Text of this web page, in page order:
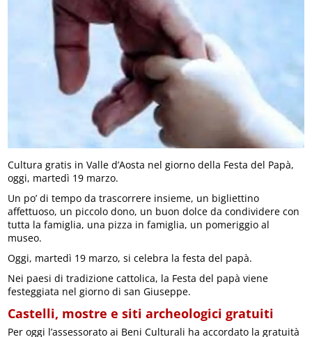
Cultura gratis in Valle d’Aosta nel giorno della Festa del Papà,
oggi, martedì 19 marzo.
Un po’ di tempo da trascorrere insieme, un bigliettino
affettuoso, un piccolo dono, un buon dolce da condividere con
tutta la famiglia, una pizza in famiglia, un pomeriggio al
museo.
Oggi, martedì 19 marzo, si celebra la festa del papà.
Nei paesi di tradizione cattolica, la Festa del papà viene
festeggiata nel giorno di san Giuseppe.
Castelli, mostre e siti archeologici gratuiti
Per oggi l’assessorato ai Beni Culturali ha accordato la gratuità